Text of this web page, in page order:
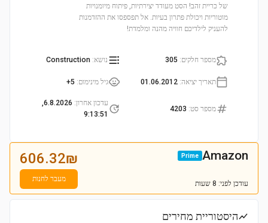
של כריית זהב! הסט מעודד יצירתיות, פיתוח מיומנויות
מוטוריות ויכולת פתרון בעיות. אל תפספסו את ההזדמנות
להעניק לילדיכם חוויה מהנה ומלמדת!
מספר חלקים:
305 נושא:
Construction
תאריך יציאה:
01.06.2012 גיל מינימום:
5+
מספר סט:
4203
עדכון אחרון:
6.8.2026,
9:13:51
Amazon
Prime
עודכן לפני: 8 שעות
606.32₪
מעבר לחנות
היסטוריית מחירים